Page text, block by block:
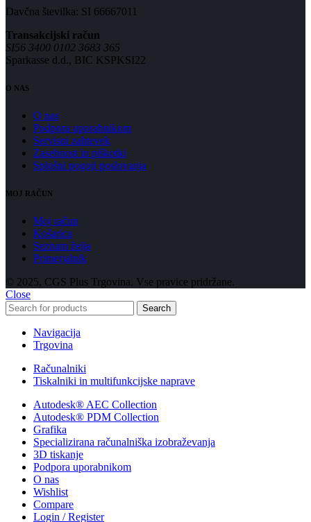
Davčna številka: SI 66667011
Transakcijski račun
SI56 3400 0102 3683 365
Sparkasse d.d., BIC KSPKSI22
O NAS
O nas
Podpora uporabnikom
Servisni zahtevek
Zasebnost in piškotki
Splošni pogoji poslovanja
MOJ RAČUN
Moj račun
Košarica
Seznam želja
Primerjalnik
© 2025, CGS Plus Trgovina. Vse pravice pridržane.
Close
Search
Navigacija
Trgovina
Računalniki
Tiskalniki in multifunkcijske naprave
Autodesk® AEC Collection
Autodesk® PDM Collection
Grafika
Specializirana računalniška izobraževanja
3D tiskanje
Podpora uporabnikom
O nas
Wishlist
Compare
Login / Register